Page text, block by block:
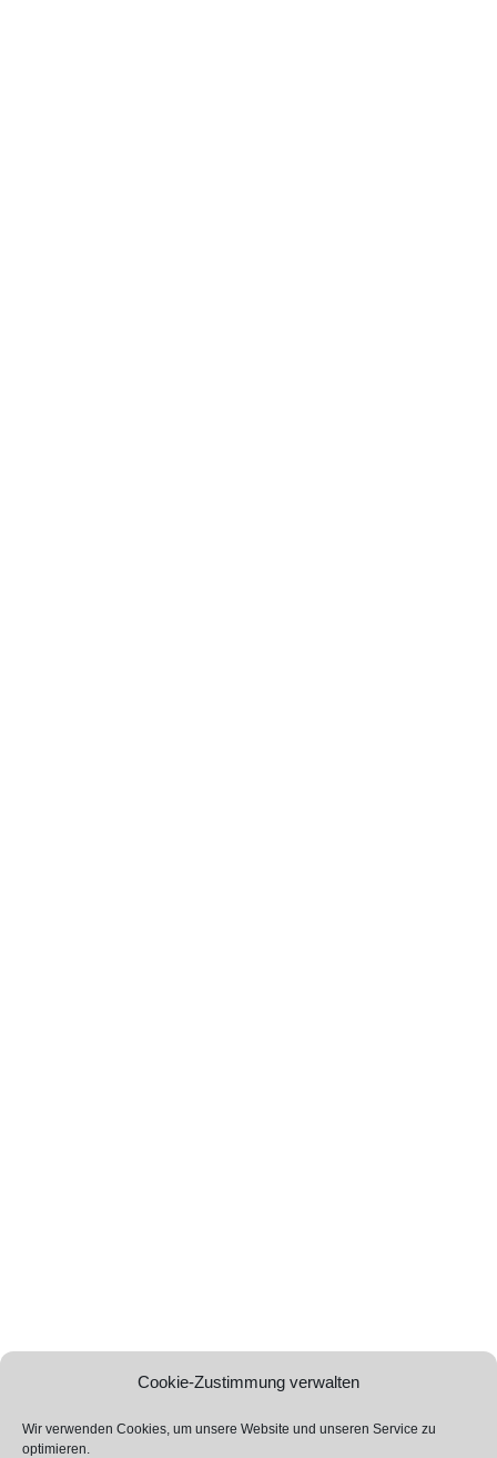
Cookie-Zustimmung verwalten
Wir verwenden Cookies, um unsere Website und unseren Service zu
optimieren.